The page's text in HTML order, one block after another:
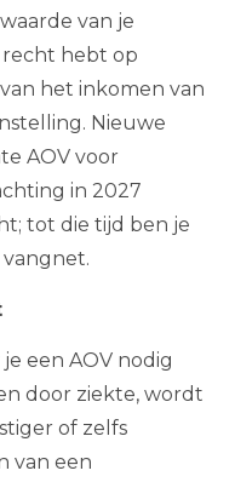
van je
hebt op
het inkomen van
Nieuwe
AOV voor
in 2027
tot die tijd ben je
een AOV nodig
door ziekte, wordt
of zelfs
van een